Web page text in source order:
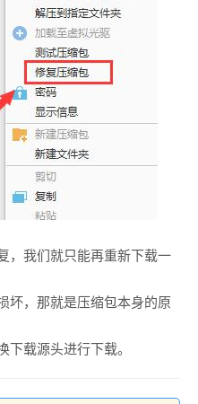
，我们就只能再重新下载一
坏，那就是压缩包本身的原
载源头进行下载。